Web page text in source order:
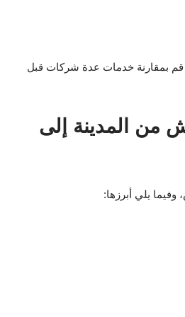
قم بمقارنة خدمات عدة شركات قبل
من المدينة إلى
يلي أبرزها: